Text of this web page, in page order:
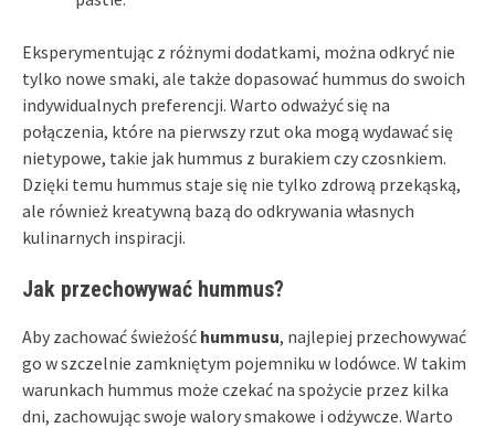
Eksperymentując z różnymi dodatkami, można odkryć nie
tylko nowe smaki, ale także dopasować hummus do swoich
indywidualnych preferencji. Warto odważyć się na
połączenia, które na pierwszy rzut oka mogą wydawać się
nietypowe, takie jak hummus z burakiem czy czosnkiem.
Dzięki temu hummus staje się nie tylko zdrową przekąską,
ale również kreatywną bazą do odkrywania własnych
kulinarnych inspiracji.
Jak przechowywać hummus?
Aby zachować świeżość hummusu, najlepiej przechowywać
go w szczelnie zamkniętym pojemniku w lodówce. W takim
warunkach hummus może czekać na spożycie przez kilka
dni, zachowując swoje walory smakowe i odżywcze. Warto